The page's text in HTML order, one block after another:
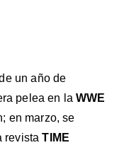
un año de
pelea en laWWE
en marzo, se
revistaTIME